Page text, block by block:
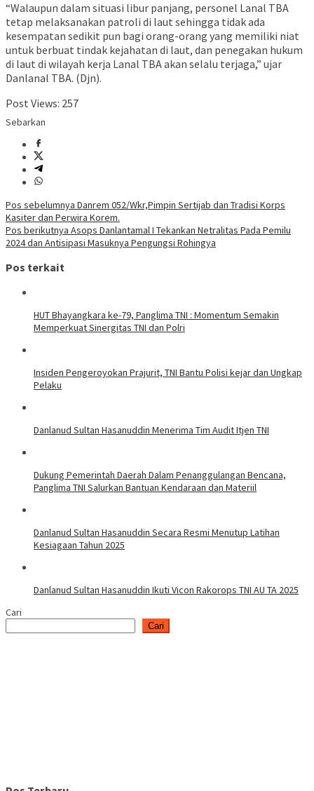
“Walaupun dalam situasi libur panjang, personel Lanal TBA
tetap melaksanakan patroli di laut sehingga tidak ada
kesempatan sedikit pun bagi orang-orang yang memiliki niat
untuk berbuat tindak kejahatan di laut, dan penegakan hukum
di laut di wilayah kerja Lanal TBA akan selalu terjaga,” ujar
Danlanal TBA. (Djn).
Post Views: 257
Sebarkan
Navigasi
pos
Pos sebelumnya Danrem 052/Wkr,Pimpin Sertijab dan Tradisi Korps
Kasiter dan Perwira Korem.
Pos berikutnya Asops Danlantamal I Tekankan Netralitas Pada Pemilu
2024 dan Antisipasi Masuknya Pengungsi Rohingya
Pos terkait
HUT Bhayangkara ke-79, Panglima TNI : Momentum Semakin
Memperkuat Sinergitas TNI dan Polri
Insiden Pengeroyokan Prajurit, TNI Bantu Polisi kejar dan Ungkap
Pelaku
Danlanud Sultan Hasanuddin Menerima Tim Audit Itjen TNI
Dukung Pemerintah Daerah Dalam Penanggulangan Bencana,
Panglima TNI Salurkan Bantuan Kendaraan dan Materiil
Danlanud Sultan Hasanuddin Secara Resmi Menutup Latihan
Kesiagaan Tahun 2025
Danlanud Sultan Hasanuddin Ikuti Vicon Rakorops TNI AU TA 2025
Cari
Cari